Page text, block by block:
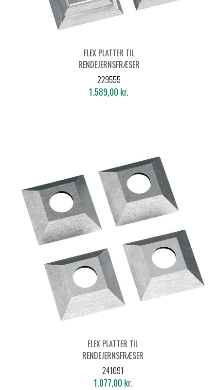
FLEX PLATTER TIL
RENDEJERNSFRÆSER
HM, 21X21 MM (4 STK)
229555
1.589,00 kr.
FLEX PLATTER TIL
RENDEJERNSFRÆSER
HSS, 21X21 MM (4
STK)
241091
1.077,00 kr.